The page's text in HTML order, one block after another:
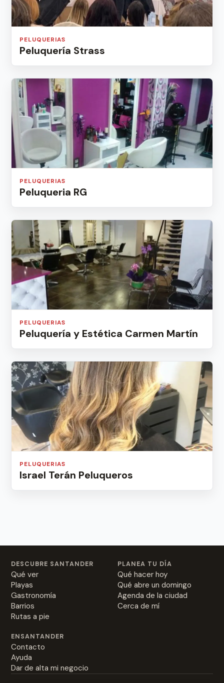
PELUQUERIAS
Peluquería Strass
PELUQUERIAS
Peluqueria RG
PELUQUERIAS
Peluquería y Estética Carmen Martín
PELUQUERIAS
Israel Terán Peluqueros
DESCUBRE SANTANDER
Qué ver
Playas
Gastronomía
Barrios
Rutas a pie
PLANEA TU DÍA
Qué hacer hoy
Qué abre un domingo
Agenda de la ciudad
Cerca de mí
ENSANTANDER
Contacto
Ayuda
Dar de alta mi negocio